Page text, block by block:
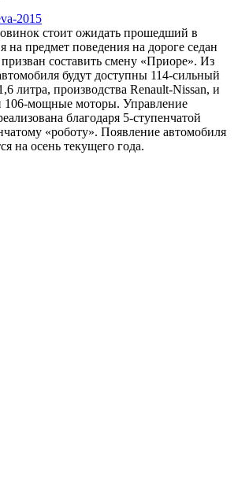
стоит ожидать прошедший в
на предмет поведения на дороге седан
составить смену «Приоре». Из
будут доступны 114-сильный
литра, производства Renault-Nissan, и
106-мощные моторы. Управление
благодаря 5-ступенчатой
«роботу». Появление автомобиля
на осень текущего года.